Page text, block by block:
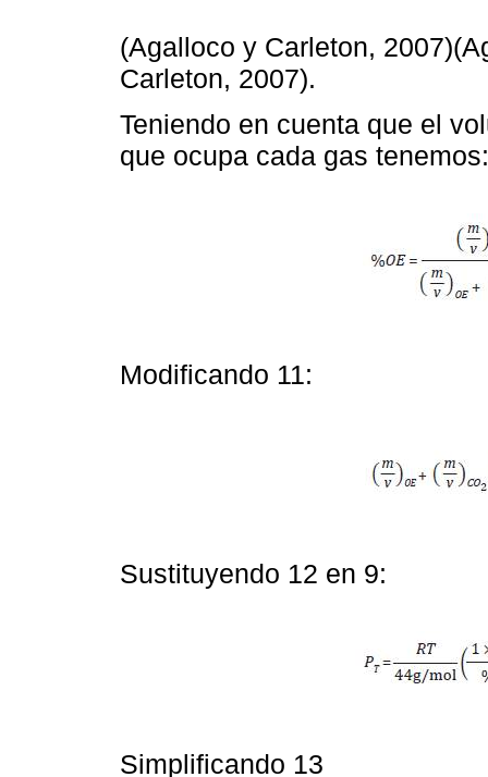
(Agalloco y Carleton,
Carleton, 2007).
Teniendo en cuenta que el
que ocupa cada gas tenemos:
Modificando 11:
Sustituyendo 12 en 9:
Simplificando 13